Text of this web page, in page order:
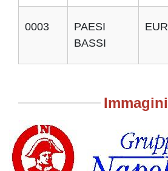
0003
PAESI
BASSI
EUR
Immagini